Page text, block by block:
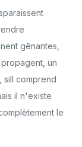
gênantes,
un
siIl comprend
il n'existe
le